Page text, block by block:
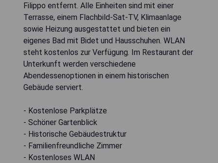
Filippo entfernt. Alle Einheiten sind mit einer
Terrasse, einem Flachbild-Sat-TV, Klimaanlage
sowie Heizung ausgestattet und bieten ein
eigenes Bad mit Bidet und Hausschuhen. WLAN
steht kostenlos zur Verfügung. Im Restaurant der
Unterkunft werden verschiedene
Abendessenoptionen in einem historischen
Gebäude serviert.
- Kostenlose Parkplätze
- Schöner Gartenblick
- Historische Gebäudestruktur
- Familienfreundliche Zimmer
- Kostenloses WLAN